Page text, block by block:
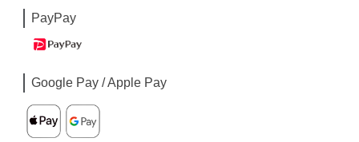
PayPay
Google Pay / Apple Pay